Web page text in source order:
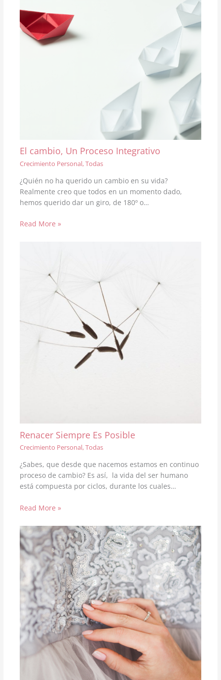
El cambio, Un Proceso Integrativo
Crecimiento Personal,Todas
¿Quién no ha querido un cambio en su vida?
Realmente creo que todos en un momento dado,
hemos querido dar un giro, de 180º o…
Read More »
Renacer Siempre Es Posible
Crecimiento Personal,Todas
¿Sabes, que desde que nacemos estamos en continuo
proceso de cambio? Es así, la vida del ser humano
está compuesta por ciclos, durante los cuales…
Read More »